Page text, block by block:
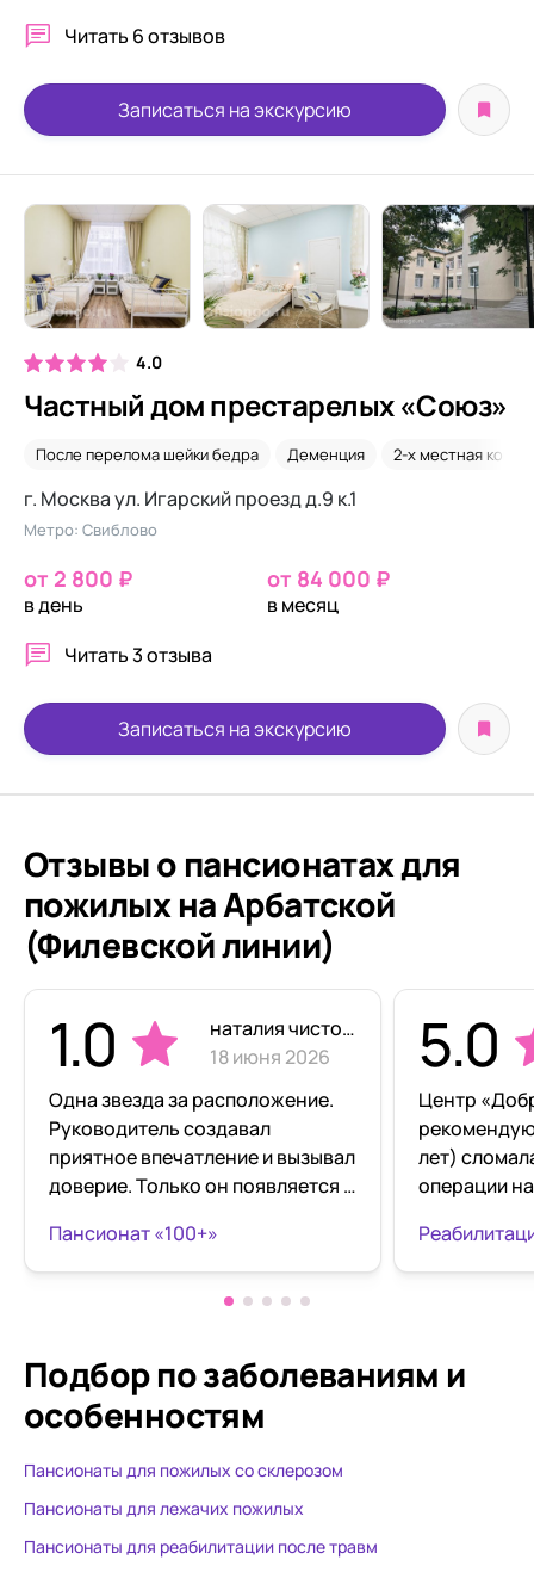
Читать 6 отзывов
Записаться на экскурсию
4.0
Частный дом престарелых «Союз»
После перелома шейки бедра Деменция 2-х местная
г. Москва ул. Игарский проезд д.9 к.1
Метро: Свиблово
от 2 800 ₽
в день
от 84 000 ₽
в месяц
Читать3 отзыва
Записаться на экскурсию
Отзывы о пансионатах для
пожилых на Арбатской
(Филевской линии)
1.0
наталия чистова
18 июня 2026
Одна звезда за расположение.
Руководитель создавал
приятное впечатление и вызывал
доверие. Только он появляется в
появляется новый клиент!
Заведующая была редкая хамка.
Мама лежала здесь в 20-м году.
таких больных это заведение
точно не расчитано! Просто для
пожилых -возможно. А
просто чудовищное было! Сама
была свидетелем , потому что
соблюдение хоть каких-то
Пансионат «100+»
5.0
Центр
лет)
операции
Подбор по заболеваниям и
особенностям
Пансионаты для пожилых со склерозом
Пансионаты для лежачих пожилых
Пансионаты для реабилитации после травм